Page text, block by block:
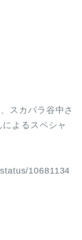
スカパラ谷中さ
よるスペシャ
10681134